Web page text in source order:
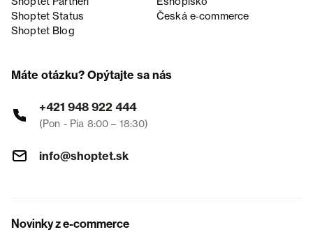
Shoptet Status
Česká e‑commerce
Shoptet Blog
Máte otázku? Opýtajte sa nás
+421 948 922 444
(Pon - Pia 8:00 – 18:30)
info@shoptet.sk
Novinky z e-commerce